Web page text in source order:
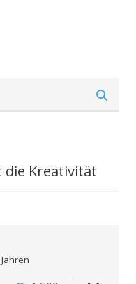
Kreativität